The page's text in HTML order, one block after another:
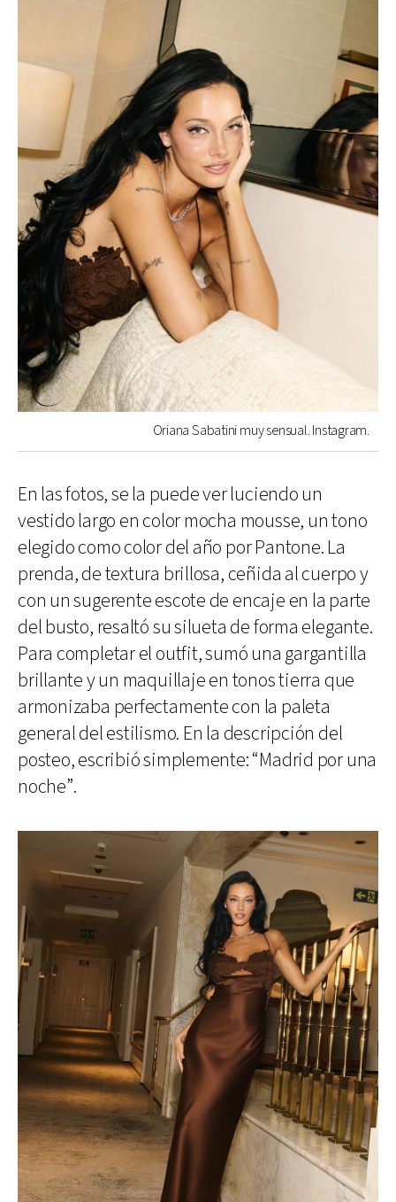
Oriana Sabatini muy sensual. Instagram.
En las fotos, se la puede ver luciendo un
vestido largo en color mocha mousse, un tono
elegido como color del año por Pantone. La
prenda, de textura brillosa, ceñida al cuerpo y
con un sugerente escote de encaje en la parte
del busto, resaltó su silueta de forma elegante.
Para completar el outfit, sumó una gargantilla
brillante y un maquillaje en tonos tierra que
armonizaba perfectamente con la paleta
general del estilismo. En la descripción del
posteo, escribió simplemente: “Madrid por una
noche”.